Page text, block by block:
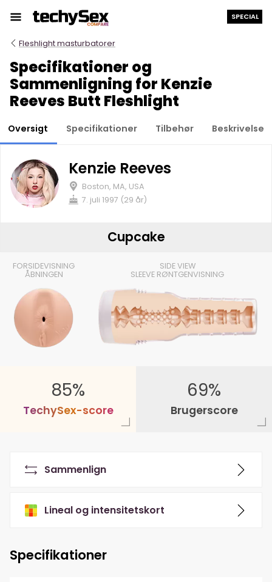
indholdet
SPECIAL
Fleshlight masturbatorer
Specifikationer og
Sammenligning for Kenzie
Reeves Butt Fleshlight
Oversigt Specifikationer Tilbehør Beskrivelse
FORSIDEVISNING
ÅBNINGEN
SIDE VIEW
SLEEVE RØNTGENVISNING
85%
TechySex-score
69%
Brugerscore
Sammenlign
Lineal og intensitetskort
Specifikationer
Kenzie Reeves
Boston, MA, USA
7. juli 1997 (29 år)
Cupcake